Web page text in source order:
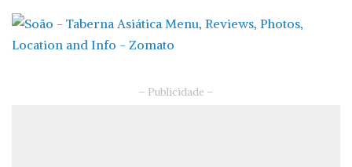
– Publicidade –